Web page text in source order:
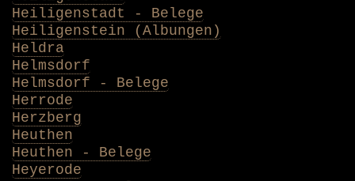
Heiligenstadt - Belege
Heiligenstein (Albungen)
Heldra
Helmsdorf
Helmsdorf - Belege
Herrode
Herzberg
Heuthen
Heuthen - Belege
Heyerode